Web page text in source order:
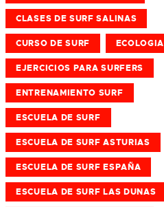
CLASES DE SURF SALINAS
CURSO DE SURF ECOLOGIA
EJERCICIOS PARA SURFERS
ENTRENAMIENTO SURF
ESCUELA DE SURF
ESCUELA DE SURF ASTURIAS
ESCUELA DE SURF ESPAÑA
ESCUELA DE SURF LAS DUNAS